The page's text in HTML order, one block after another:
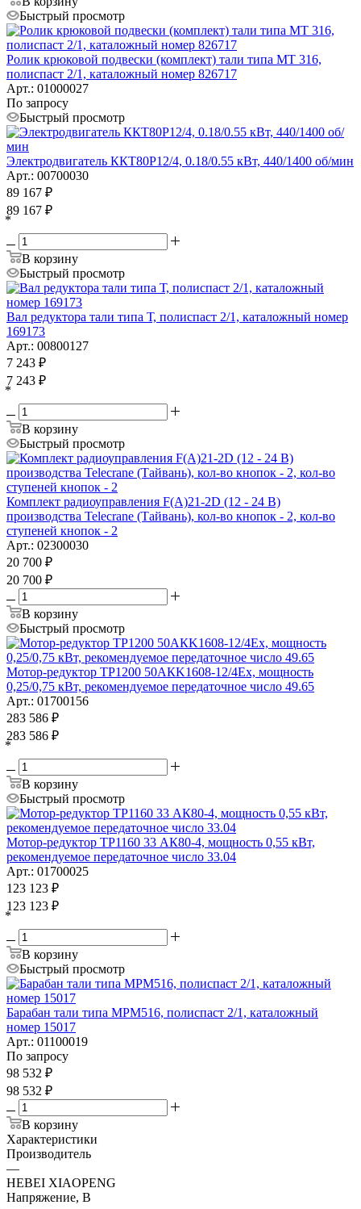
Быстрый просмотр
Ролик крюковой подвески (комплект) тали типа МТ 316,
полиспаст 2/1, каталожный номер 826717
Арт.: 01000027
По запросу
Быстрый просмотр
Электродвигатель ККТ80P12/4, 0.18/0.55 кВт, 440/1400 об/мин
Арт.: 00700030
89 167 ₽
89 167 ₽
*
В корзину
Быстрый просмотр
Вал редуктора тали типа Т, полиспаст 2/1, каталожный номер
169173
Арт.: 00800127
7 243 ₽
7 243 ₽
*
В корзину
Быстрый просмотр
Комплект радиоуправления F(A)21-2D (12 - 24 В)
производства Telecrane (Тайвань), кол-во кнопок - 2, кол-во
ступеней кнопок - 2
Арт.: 02300030
20 700 ₽
20 700 ₽
В корзину
Быстрый просмотр
Мотор-редуктор ТР1200 50АКK1608-12/4Ех, мощность
0,25/0,75 кВт, рекомендуемое передаточное число 49.65
Арт.: 01700156
283 586 ₽
283 586 ₽
*
В корзину
Быстрый просмотр
Мотор-редуктор ТР1160 33 АК80-4, мощность 0,55 кВт,
рекомендуемое передаточное число 33.04
Арт.: 01700025
123 123 ₽
123 123 ₽
*
В корзину
Быстрый просмотр
Барабан тали типа MPM516, полиспаст 2/1, каталожный
номер 15017
Арт.: 01100019
По запросу
98 532 ₽
98 532 ₽
В корзину
Характеристики
Производитель
—
HEBEI XIAOPENG
Напряжение, В